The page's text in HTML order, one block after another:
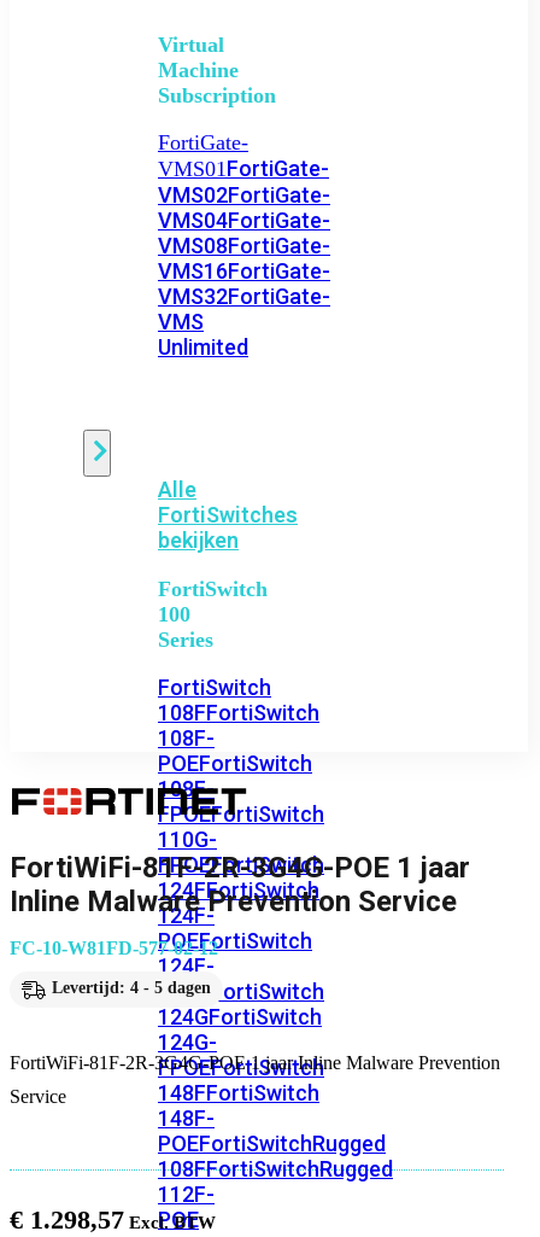
Virtual
Machine
Subscription
FortiGate-
VMS01FortiGate-
VMS02FortiGate-
VMS04FortiGate-
VMS08FortiGate-
VMS16FortiGate-
VMS32FortiGate-
VMS
Unlimited
Alle
FortiSwitches
bekijken
FortiSwitch
100
Series
FortiSwitch
108FFortiSwitch
108F-
POEFortiSwitch
108F-
FPOEFortiSwitch
110G-
FPOEFortiSwitch
124FFortiSwitch
124F-
POEFortiSwitch
124F-
FPOE FortiSwitch
124GFortiSwitch
124G-
FPOEFortiSwitch
148FFortiSwitch
148F-
POEFortiSwitchRugged
108FFortiSwitchRugged
112F-
POE
FortiWiFi-81F-2R-3G4G-POE 1 jaar
Inline Malware Prevention Service
FC-10-W81FD-577-02-12
Levertijd: 4 - 5 dagen
FortiWiFi-81F-2R-3G4G-POE 1 jaar Inline Malware Prevention
Service
€ 1.298,57